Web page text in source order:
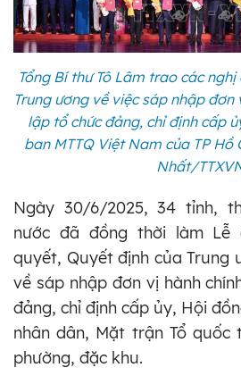
Tổng Bí thư Tô Lâm trao các
Trung ương về việc sáp nhập
lập tổ chức đảng, chỉ định cấp
ban MTTQ Việt Nam của TP Hồ
Nhất/
Ngày 30/6/2025, 34 tỉnh,
nước đã đồng thời làm Lễ
quyết, Quyết định của Trung
về sáp nhập đơn vị hành
đảng, chỉ định cấp ủy, Hội
nhân dân, Mặt trận Tổ quốc
phường, đặc khu.